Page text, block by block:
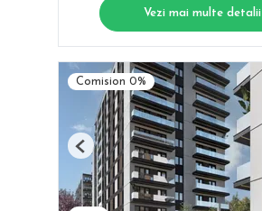
Vezi mai multe detalii
Comision 0%
Previous